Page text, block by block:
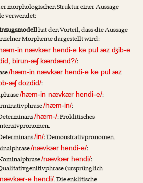
morphologischen Struktur einer Aussage
verwendet:
hat den Vorteil, dass die Aussage
Morpheme dargestellt wird:
in nævkær hendi-e ke pul æz ʤib-e
birun-æʃ kærdænd?/:
/hæm-in nævkær hendi-e ke pul æz
æʃ dozdid/:
/hæm-in nævkær hendi-e/:
/hæm-in/:
/hæm-/: Proklitisches
/in/: Demonstrativpronomen.
/nævkær hendi-e/:
/nævkær hendi/:
(ursprünglich
e hendi/